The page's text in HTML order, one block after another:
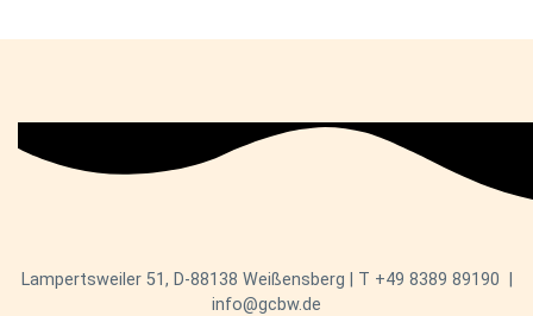
Lampertsweiler 51, D-88138 Weißensberg | T +49 8389 89190
info@gcbw.de